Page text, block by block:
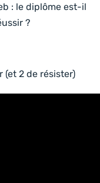
: le diplôme est-il
?
(et 2 de résister)